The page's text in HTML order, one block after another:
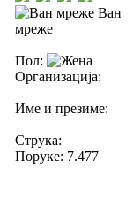
Ван
мреже
Пол:
Организација:
Име и презиме:
Струка:
Поруке: 7.477